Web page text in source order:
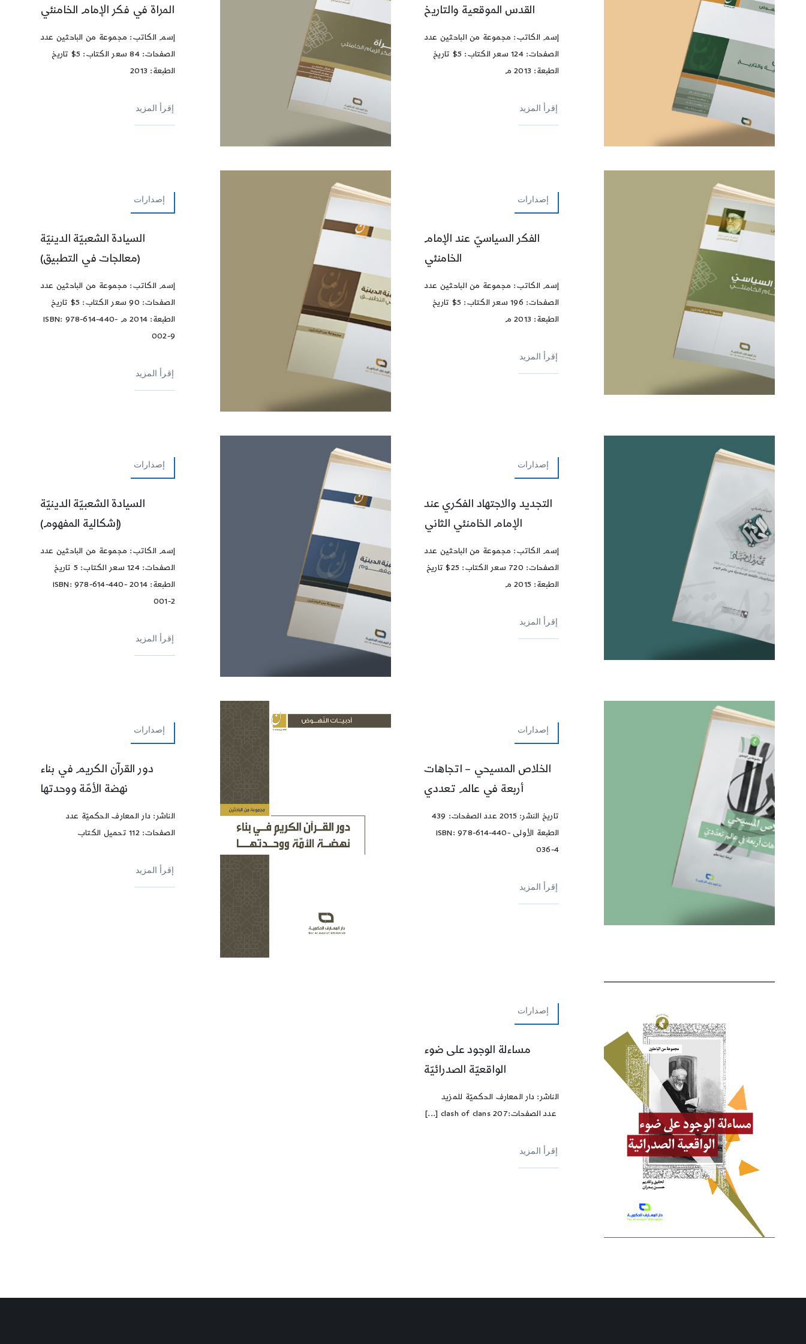
القدس الموقعية والتاريخ
إسم الكاتب: مجموعة من الباحثين عدد
الصفحات: 124 سعر الكتاب: 5$ تاريخ
الطبعة: 2013 م
إقرأ المزيد
المراة في فكر الإمام الخامنئي
إسم الكاتب: مجموعة من الباحثين عدد
الصفحات: 84 سعر الكتاب: 5$ تاريخ
الطبعة: 2013
إقرأ المزيد
إصدارات
الفكر السياسيّ عند الإمام
الخامنئي
إسم الكاتب: مجموعة من الباحثين عدد
الصفحات: 196 سعر الكتاب: 5$ تاريخ
الطبعة: 2013 م
إقرأ المزيد
إصدارات
السيادة الشعبيّة الدينيّة
(معالجات في التطبيق)
إسم الكاتب: مجموعة من الباحثين عدد
الصفحات: 90 سعر الكتاب: 5$ تاريخ
الطبعة: 2014 م ISBN: 978-614-440-
002-9
إقرأ المزيد
إصدارات
التجديد والاجتهاد الفكري عند
الإمام الخامنئي الثاني
إسم الكاتب: مجموعة من الباحثين عدد
الصفحات: 720 سعر الكتاب: 25$ تاريخ
الطبعة: 2015 م
إقرأ المزيد
إصدارات
السيادة الشعبيّة الدينيّة
(إشكالية المفهوم)
إسم الكاتب: مجموعة من الباحثين عدد
الصفحات: 124 سعر الكتاب: 5 تاريخ
الطبعة: 2014 ISBN: 978-614-440-
001-2
إقرأ المزيد
إصدارات
الخلاص المسيحي – اتجاهات
أربعة في عالم تعددي
تاريخ النشر: 2015 عدد الصفحات: 439
الطبعة الأولى ISBN: 978-614-440-
036-4
إقرأ المزيد
إصدارات
دور القرآن الكريم في بناء
نهضة الأمّة ووحدتها
الناشر: دار المعارف الحكميّة عدد
الصفحات: 112 تحميل الكتاب
إقرأ المزيد
إصدارات
مساءلة الوجود على ضوء
الواقعيّة الصدرائيّة
الناشر: دار المعارف الحكميّة للمزيد
عدد الصفحات:207 clash of clans [...]
إقرأ المزيد